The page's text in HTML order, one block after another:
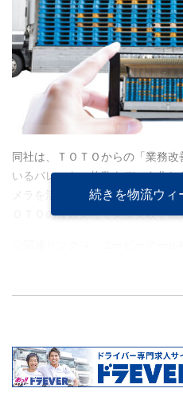
同社は、ＴＯＴＯからの「業務
いるパレットの枚数をデータ化
メラを活用した本システムを開
ＯＴＯの複数拠点で実証実験を
続きを物流ウィ